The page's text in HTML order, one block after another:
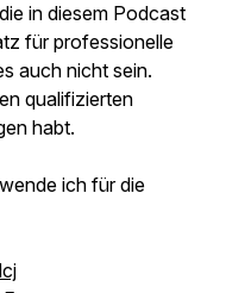
in diesem Podcast
für professionelle
auch nicht sein.
qualifizierten
habt.
ich für die